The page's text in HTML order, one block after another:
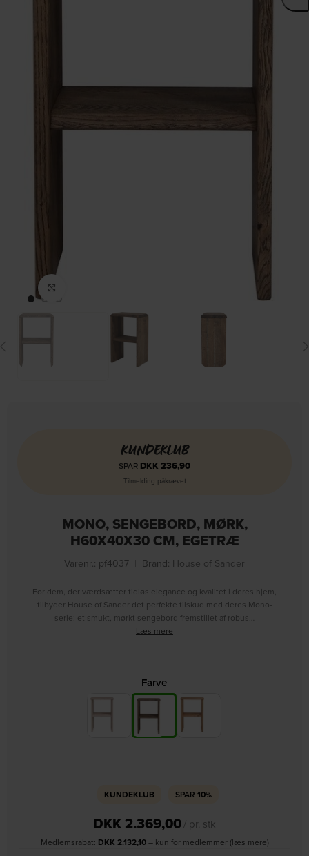
KUNDEKLUB
SPAR DKK 236,90
Tilmelding påkrævet
MONO, SENGEBORD, MØRK,
H60X40X30 CM, EGETRÆ
Varenr.: pf4037 Brand: House of Sander
For dem, der værdsætter tidløs elegance og kvalitet i deres hjem,
tilbyder House of Sander det perfekte tilskud med deres Mono-
serie: et smukt, mørkt sengebord fremstillet af robus…
Læs mere
Farve
KUNDEKLUB SPAR 10%
DKK 2.369,00/ pr. stk
Medlemsrabat: DKK 2.132,10– kun for medlemmer (læs mere)